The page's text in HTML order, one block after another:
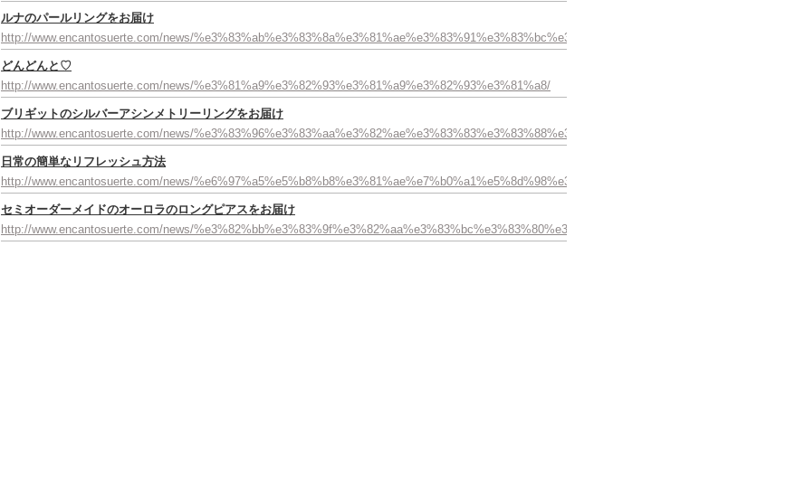
ルナのパールリングをお届け
http://www.encantosuerte.com/news/
どんどんと♡
http://www.encantosuerte.com/news/%e3%81%a9%e3%82%93%e3%81%a9%e3%82%93%e3%81%a8/
ブリギットのシルバーアシンメトリーリングをお届け
http://www.encantosuerte.com/news/
日常の簡単なリフレッシュ方法
http://www.encantosuerte.com/news/
セミオーダーメイドのオーロラのロングピアスをお届け
http://www.encantosuerte.com/news/